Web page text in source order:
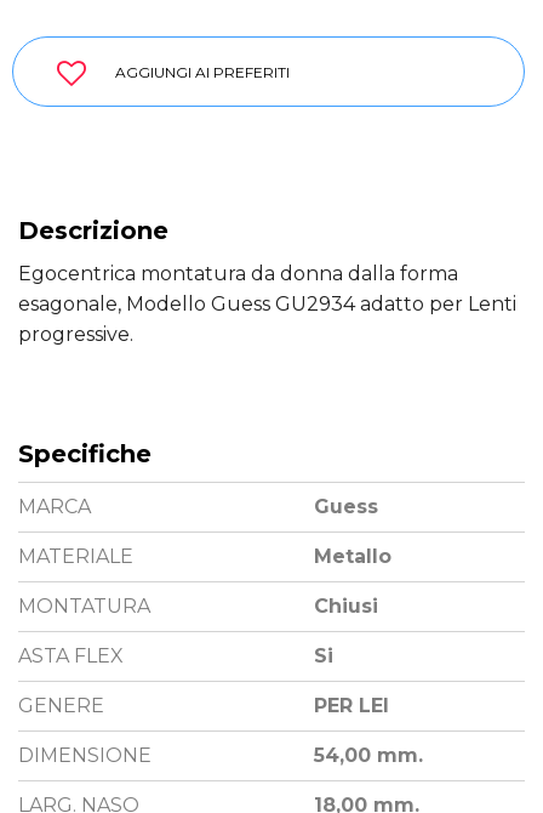
AGGIUNGI AI PREFERITI
Descrizione
Egocentrica montatura da donna dalla forma
esagonale, Modello Guess GU2934 adatto per Lenti
progressive.
Specifiche
MARCA Guess
MATERIALE Metallo
MONTATURA Chiusi
ASTA FLEX Si
GENERE PER LEI
DIMENSIONE 54,00 mm.
LARG. NASO 18,00 mm.